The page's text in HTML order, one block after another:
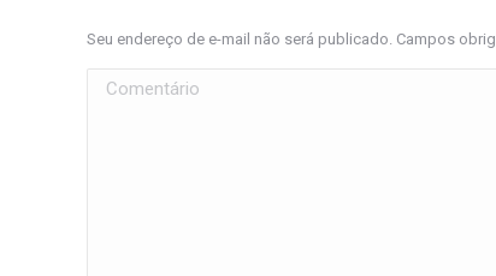
Seu endereço de e-mail não será publicado. Campos
Comentário